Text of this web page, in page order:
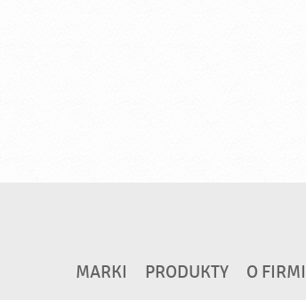
MARKI PRODUKTY O